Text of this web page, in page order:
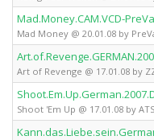
Mad.Money.CAM.VCD-
Mad Money @ 20.01.08 by
Art of Revenge @ 17.01.08 by
Shoot 'Em Up @ 17.01.08 by ATS